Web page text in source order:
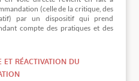
(celle de la critique, des
par un dispositif qui prend
compte des pratiques et des
et réactivation du